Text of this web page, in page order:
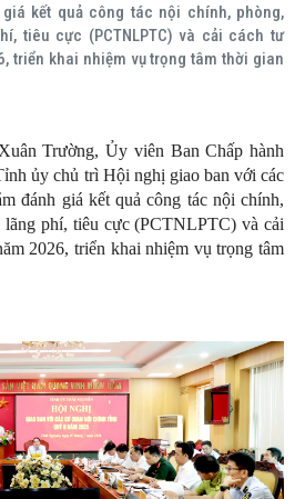
kết quả công tác nội chính, phòng,
tiêu cực (PCTNLPTC) và cải cách tư
triển khai nhiệm vụ trọng tâm thời gian
Trường, Ủy viên Ban Chấp hành
ủy chủ trì Hội nghị giao ban với các
đánh giá kết quả công tác nội chính,
lãng phí, tiêu cực (PCTNLPTC) và cải
2026, triển khai nhiệm vụ trọng tâm